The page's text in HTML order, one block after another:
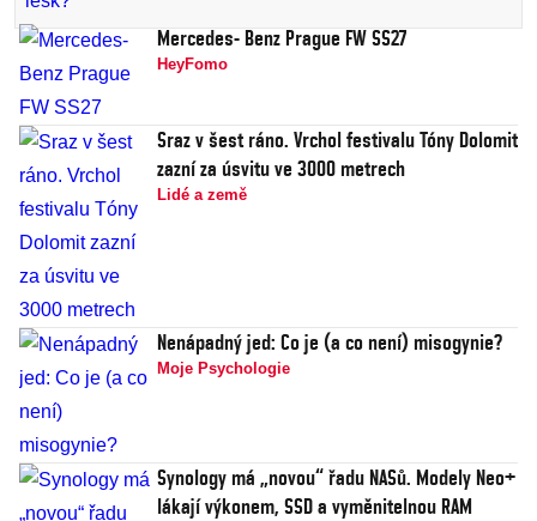
Mercedes- Benz Prague FW SS27
HeyFomo
Sraz v šest ráno. Vrchol festivalu Tóny Dolomit
zazní za úsvitu ve 3000 metrech
Lidé a země
Nenápadný jed: Co je (a co není) misogynie?
Moje Psychologie
Synology má „novou“ řadu NASů. Modely Neo+
lákají výkonem, SSD a vyměnitelnou RAM